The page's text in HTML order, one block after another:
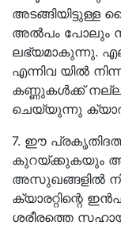
അടങ്ങിയിട്ടുള്ള
അൽപം പോലും
ലഭ്യമാകുന്നു.
എന്നിവ യിൽ
കണ്ണുകൾക്ക്‌
ചെയ്യുന്നു
7. ഈ
കുറയ്ക്കുകയും
അസുഖങ്ങളിൽ
ക്യാരറ്റിന്റെ
ശരീരത്തെ